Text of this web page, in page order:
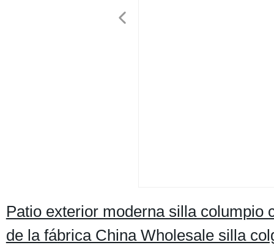
Patio exterior moderna silla columpio
de la fábrica China Wholesale silla